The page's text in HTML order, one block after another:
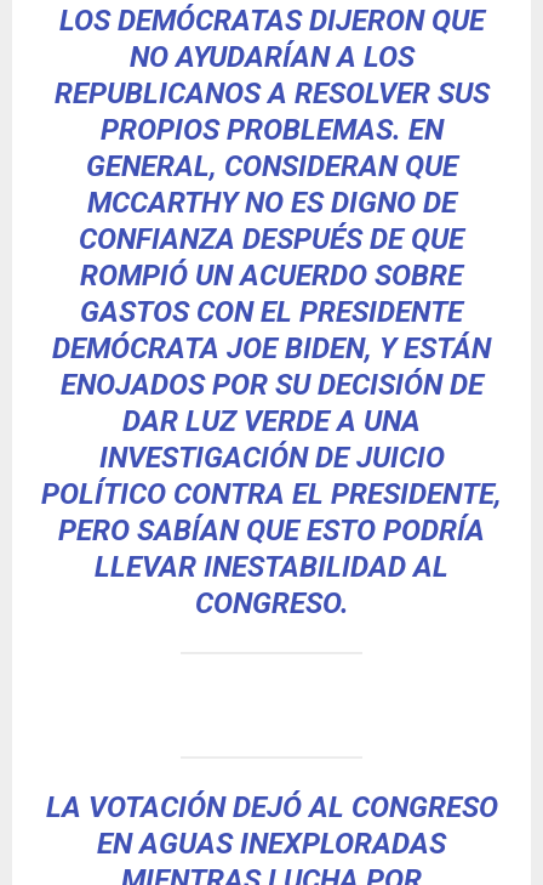
LOS DEMÓCRATAS DIJERON QUE
NO AYUDARÍAN A LOS
REPUBLICANOS A RESOLVER SUS
PROPIOS PROBLEMAS. EN
GENERAL, CONSIDERAN QUE
MCCARTHY NO ES DIGNO DE
CONFIANZA DESPUÉS DE QUE
ROMPIÓ UN ACUERDO SOBRE
GASTOS CON EL PRESIDENTE
DEMÓCRATA JOE BIDEN, Y ESTÁN
ENOJADOS POR SU DECISIÓN DE
DAR LUZ VERDE A UNA
INVESTIGACIÓN DE JUICIO
POLÍTICO CONTRA EL PRESIDENTE,
PERO SABÍAN QUE ESTO PODRÍA
LLEVAR INESTABILIDAD AL
CONGRESO.
LA VOTACIÓN DEJÓ AL CONGRESO
EN AGUAS INEXPLORADAS